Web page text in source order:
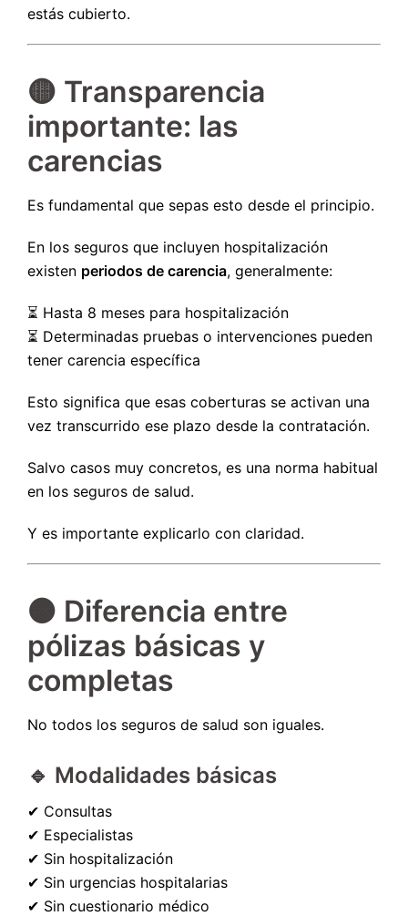
estás cubierto.
🟡 Transparencia
importante: las
carencias
Es fundamental que sepas esto desde el principio.
En los seguros que incluyen hospitalización
existen periodos de carencia, generalmente:
⏳ Hasta 8 meses para hospitalización
⏳ Determinadas pruebas o intervenciones pueden
tener carencia específica
Esto significa que esas coberturas se activan una
vez transcurrido ese plazo desde la contratación.
Salvo casos muy concretos, es una norma habitual
en los seguros de salud.
Y es importante explicarlo con claridad.
🟠 Diferencia entre
pólizas básicas y
completas
No todos los seguros de salud son iguales.
🔹 Modalidades básicas
✔ Consultas
✔ Especialistas
✔ Sin hospitalización
✔ Sin urgencias hospitalarias
✔ Sin cuestionario médico